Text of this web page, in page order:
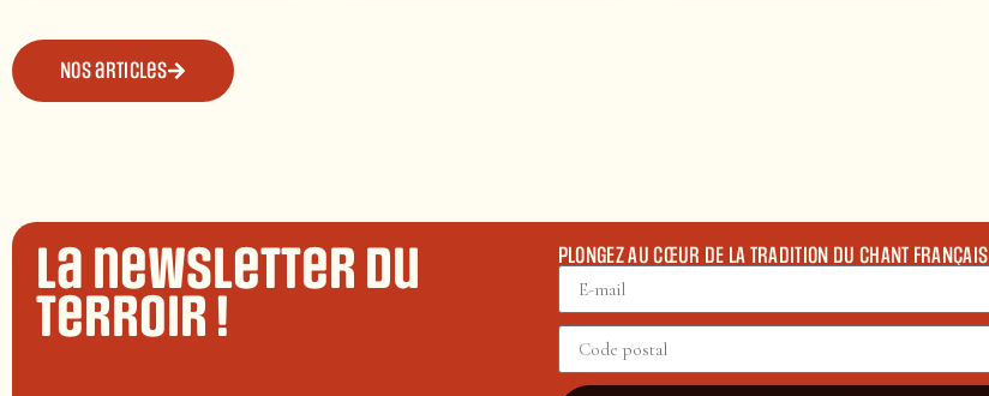
Nos articles
La newsletter du
terroir !
PLONGEZ AU CŒUR DE LA TRADITION DU CHANT FRANÇAIS